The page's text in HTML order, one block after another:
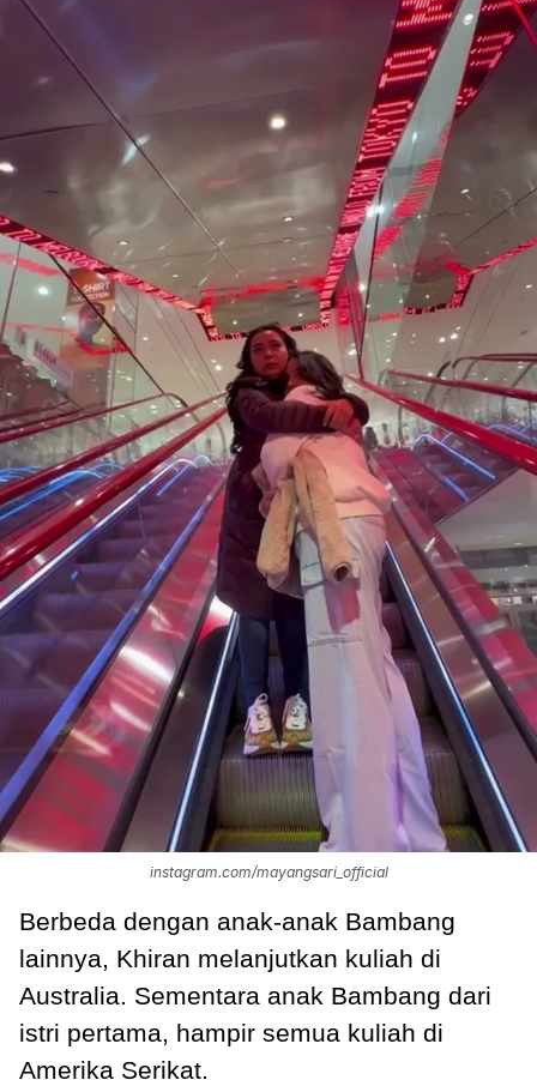
instagram.com/mayangsari_official
Berbeda dengan anak-anak Bambang
lainnya, Khiran melanjutkan kuliah di
Australia. Sementara anak Bambang dari
istri pertama, hampir semua kuliah di
Amerika Serikat.